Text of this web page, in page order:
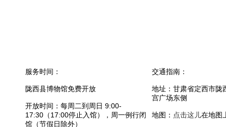
服务时间：
陇西县博物馆免费开放
开放时间：每周二到周日 9:00-
17:30（17:00停止入馆），周一例行闭
馆（节假日除外）
交通指南：
地址：甘肃省定西市陇
宫广场东侧
地图： 点击这儿在地图